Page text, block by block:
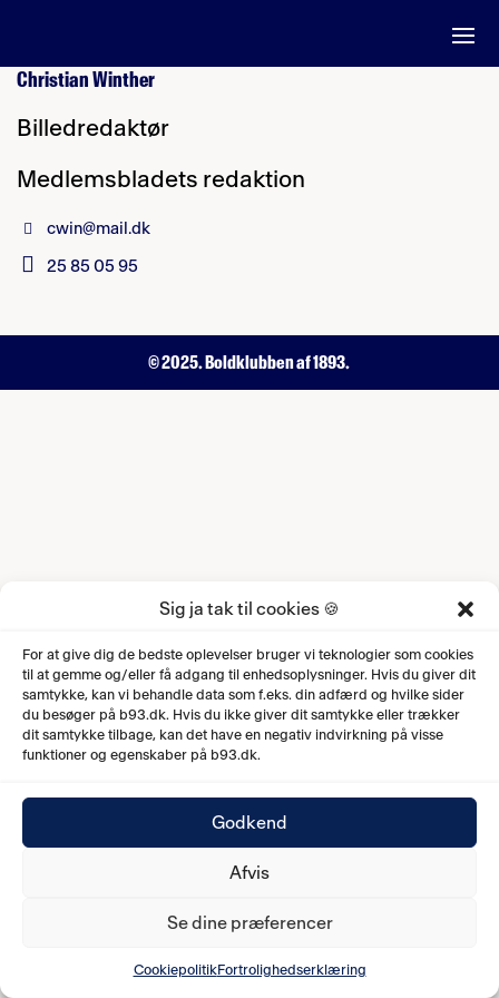
Sig ja tak til cookies 🍪
For at give dig de bedste oplevelser bruger vi teknologier som cookies
til at gemme og/eller få adgang til enhedsoplysninger. Hvis du giver dit
samtykke, kan vi behandle data som f.eks. din adfærd og hvilke sider
du besøger på b93.dk. Hvis du ikke giver dit samtykke eller trækker
dit samtykke tilbage, kan det have en negativ indvirkning på visse
funktioner og egenskaber på b93.dk.
Godkend
Afvis
Se dine præferencer
CookiepolitikFortrolighedserklæring
Christian Winther
Billedredaktør
Medlemsbladets redaktion
cwin@mail.dk
25 85 05 95
© 2025. Boldklubben af 1893.